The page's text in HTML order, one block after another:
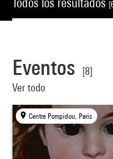
Eventos
[8]
Ver todo
Centre Pompidou, Paris